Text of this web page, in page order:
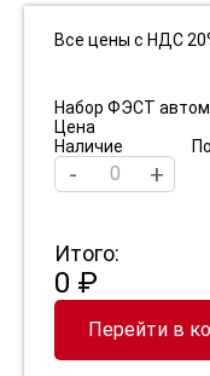
Все цены с НДС
Набор ФЭСТ
Цена
Наличие
- +
Итого:
0 ₽
Перейти в